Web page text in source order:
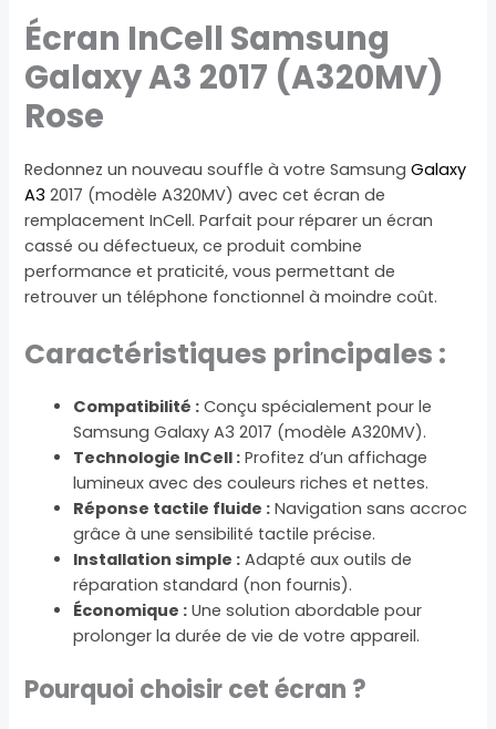
Écran InCell Samsung
Galaxy A3 2017 (A320MV)
Rose
Redonnez un nouveau souffle à votre SamsungGalaxy
A3 2017 (modèle A320MV) avec cet écran de
remplacement InCell. Parfait pour réparer un écran
cassé ou défectueux, ce produit combine
performance et praticité, vous permettant de
retrouver un téléphone fonctionnel à moindre coût.
Caractéristiques principales :
Compatibilité : Conçu spécialement pour le
Samsung Galaxy A3 2017 (modèle A320MV).
Technologie InCell : Profitez d’un affichage
lumineux avec des couleurs riches et nettes.
Réponse tactile fluide : Navigation sans accroc
grâce à une sensibilité tactile précise.
Installation simple : Adapté aux outils de
réparation standard (non fournis).
Économique : Une solution abordable pour
prolonger la durée de vie de votre appareil.
Pourquoi choisir cet écran ?